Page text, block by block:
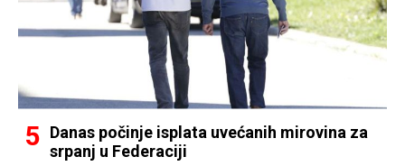
Danas počinje isplata uvećanih mirovina za
srpanj u Federaciji